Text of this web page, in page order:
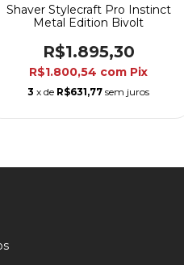
Shaver Stylecraft Pro Instinct
Metal Edition Bivolt
R$1.895,30
R$1.800,54 com Pix
3 x de R$631,77 sem juros